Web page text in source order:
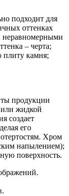
подходит для
оттенках
неравномерными
– черта;
плиту камня;
продукции
жидкой
создает
его
Хром
напылением);
поверхность.